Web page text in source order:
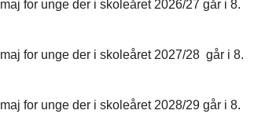
for unge der i skoleåret 2026/27 går i 8.
for unge der i skoleåret 2027/28 går i 8.
for unge der i skoleåret 2028/29 går i 8.